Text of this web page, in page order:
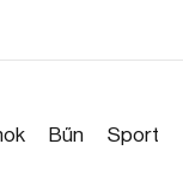
Bűn Sport